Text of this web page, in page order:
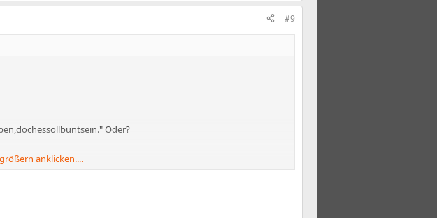
#9
Oder?
anklicken....